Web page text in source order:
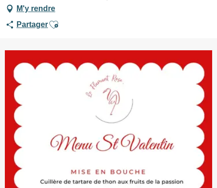
M'y rendre
PartagerAjouter aux favoris